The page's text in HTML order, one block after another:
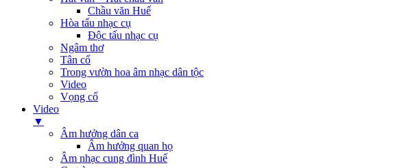
Chầu văn Huế
Hòa tấu nhạc cụ
Độc tấu nhạc cụ
Ngâm thơ
Tân cổ
Trong vườn hoa âm nhạc dân tộc
Video
Vọng cổ
Video
▼
Âm hưởng dân ca
Âm hưởng quan họ
Âm nhạc cung đình Huế